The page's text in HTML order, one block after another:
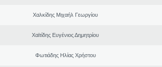
Χαλκίδης Μιχαήλ Γεωργίου
Χαϊτίδης Ευγένιος Δημητρίου
Φωτιάδης Ηλίας Χρήστου